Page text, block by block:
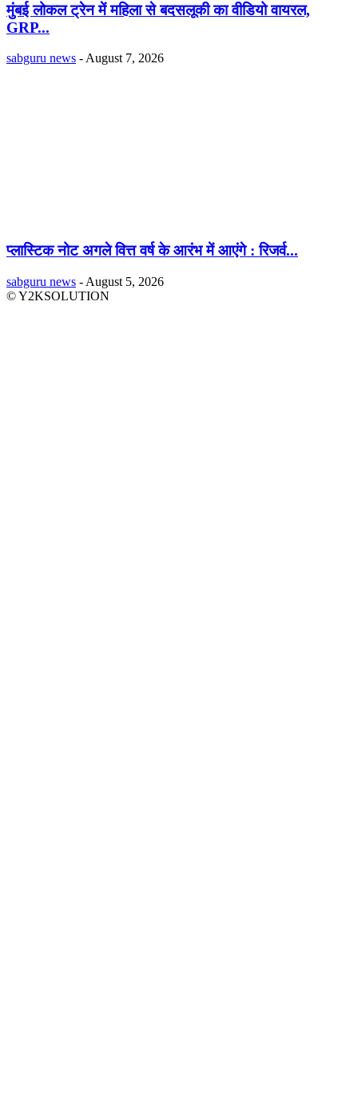
मुंबई लोकल ट्रेन में महिला से बदसलूकी का वीडियो वायरल,
GRP...
sabguru news - August 7, 2026
प्लास्टिक नोट अगले वित्त वर्ष के आरंभ में आएंगे : रिजर्व...
sabguru news - August 5, 2026
© Y2KSOLUTION